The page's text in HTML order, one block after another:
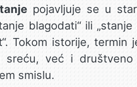
pojavljuje se u
blagodati“ ili
Tokom istorije,
sreću, već i
smislu.